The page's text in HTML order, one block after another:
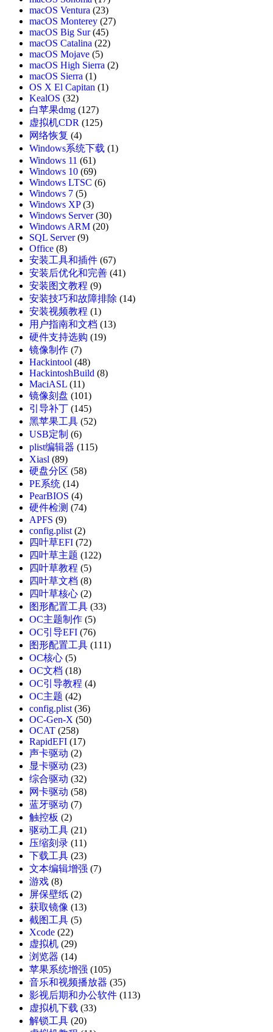
macOS Ventura (23)
macOS Monterey (27)
macOS Big Sur(45)
macOS Catalina (22)
macOS Mojave (5)
macOS High Sierra (2)
macOS Sierra (1)
OS X El Capitan (1)
KealOS (32)
白苹果dmg (127)
虚拟机CDR (125)
网络恢复 (4)
Windows系统下载 (1)
Windows 11 (61)
Windows 10 (69)
Windows LTSC (6)
Windows 7 (5)
Windows XP(3)
Windows Server(30)
Windows ARM (20)
SQL Server(9)
Office (8)
安装工具和插件 (67)
安装后优化和完善 (41)
安装图文教程 (9)
安装技巧和故障排除 (14)
安装视频教程 (1)
用户指南和文档 (13)
硬件支持选购 (19)
镜像制作 (7)
Hackintool (48)
HackintoshBuild (8)
MaciASL (11)
镜像刻盘 (101)
引导补丁 (145)
黑苹果工具 (52)
USB定制 (6)
plist编辑器 (115)
Xiasl (89)
硬盘分区 (58)
PE系统 (14)
PearBIOS (4)
硬件检测 (74)
APFS (9)
config.plist(2)
四叶草EFI (72)
四叶草主题 (122)
四叶草教程 (5)
四叶草文档 (8)
四叶草核心 (2)
图形配置工具 (33)
OC主题制作 (5)
OC引导EFI (76)
图形配置工具 (111)
OC核心 (5)
OC文档 (18)
OC引导教程 (4)
OC主题 (42)
config.plist(36)
OC-Gen-X (50)
OCAT (258)
RapidEFI (17)
声卡驱动 (2)
显卡驱动 (23)
综合驱动 (32)
网卡驱动 (58)
蓝牙驱动 (7)
触控板 (2)
驱动工具 (21)
压缩刻录 (11)
下载工具 (23)
文本编辑增强 (7)
游戏 (8)
屏保壁纸 (2)
获取镜像 (13)
截图工具 (5)
Xcode (22)
虚拟机 (29)
浏览器 (14)
苹果系统增强 (105)
音乐和视频播放器 (35)
影视后期和办公软件 (113)
虚拟机下载 (33)
解锁工具 (20)